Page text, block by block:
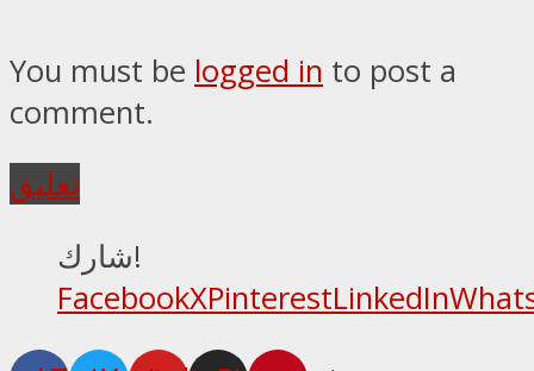
You must be logged in to post a
comment.
تعليق
شارك!
FacebookXPinterestLinkedIn